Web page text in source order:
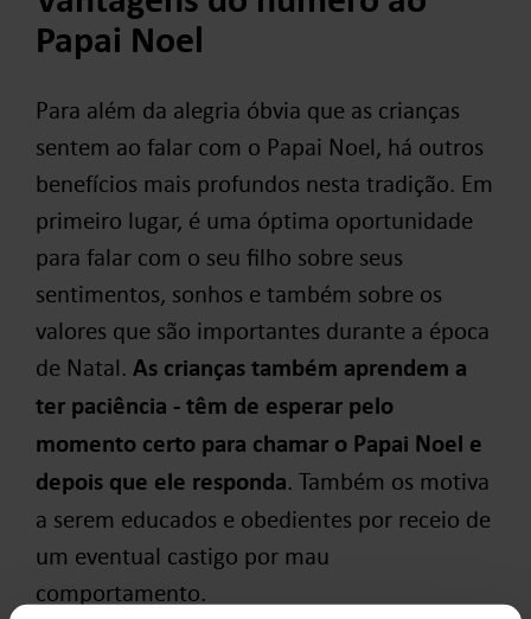
Papai Noel
Para além da alegria óbvia que as crianças
sentem ao falar com o Papai Noel, há outros
benefícios mais profundos nesta tradição. Em
primeiro lugar, é uma óptima oportunidade
para falar com o seu filho sobre seus
sentimentos, sonhos e também sobre os
valores que são importantes durante a época
de Natal. As crianças também aprendem a
ter paciência - têm de esperar pelo
momento certo para chamar o Papai Noel e
depois que ele responda. Também os motiva
a serem educados e obedientes por receio de
um eventual castigo por mau
comportamento.